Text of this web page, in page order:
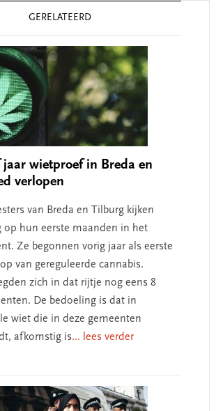
GERELATEERD
jaar wietproef in Breda en
verlopen
van Breda en Tilburg kijken
op hun eerste maanden in het
Ze begonnen vorig jaar als eerste
van gereguleerde cannabis.
zich in dat rijtje nog eens 8
De bedoeling is dat in
wiet die in deze gemeenten
afkomstig is... lees verder